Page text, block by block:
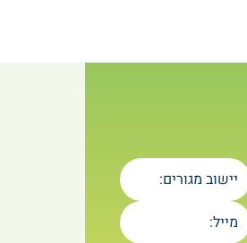
יישוב מגורים:
מייל: